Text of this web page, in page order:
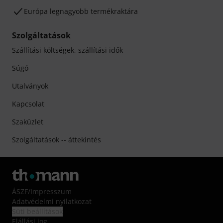
Európa legnagyobb termékraktára
Szolgáltatások
Szállítási költségek, szállítási idők
Súgó
Utalványok
Kapcsolat
Szaküzlet
Szolgáltatások -- áttekintés
ÁSZF/Impresszum
Adatvédelmi nyilatkozat